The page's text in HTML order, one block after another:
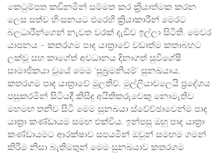
කෙටුම්පත කඩිනමින් සම්මත කර ක්‍රියාත්මක කරන
ලෙස සත්ව හිංසනයට එරෙහි ක්‍රියාකාරීන් මෙරට
බලධාරීන්ගෙන් නැවත වරක් දැඩිව ඉල්ලා සිටිති. මෙවර
යාපනය – කතරගම පාද යාත්‍රාවේ වඩාත්ම කතාබහට
ලක්වූ සහ කාගේත් අවධානය දිනාගත් සුවිශේෂී
සාමාජිකයා වූයේ මෙම ‘සුබ්‍රමනියම්’ සුනඛයාය.
කතරගම පාද යාත්‍රාවේ මුලතිව්, මුල්ලියාවලෙයි ප්‍රදේශය
පසුකරමින් සිටියදී කිසිදු අයිතිකරුවෙකු නොමැතිව
මහමඟ තනිව සිටි මෙම සුනඛයා ස්වේච්ඡාවෙන්ම පාද
යාත්‍රා කණ්ඩායම සමඟ එක්විය. ඉන්පසු ඔහු පාද යාත්‍රා
කණ්ඩායමට ආරක්ෂාව සපයමින් ඔවුන් සමඟම ගමන්
කිරීම නිසා බැතිමතුන් මෙම සුනඛයාව කතරගම